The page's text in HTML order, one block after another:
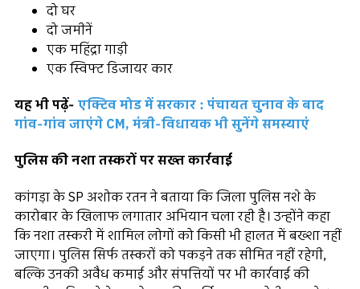
दो घर
दो जमीनें
एक महिंद्रा गाड़ी
एक स्विफ्ट डिजायर कार
यह भी पढ़ें- एक्टिव मोड में सरकार : पंचायत चुनाव के बाद
गांव-गांव जाएंगे CM, मंत्री-विधायक भी सुनेंगे समस्याएं
पुलिस की नशा तस्करों पर सख्त कार्रवाई
कांगड़ा के SP अशोक रतन ने बताया कि जिला पुलिस नशे के
कारोबार के खिलाफ लगातार अभियान चला रही है। उन्होंने कहा
कि नशा तस्करी में शामिल लोगों को किसी भी हालत में बख्शा नहीं
जाएगा। पुलिस सिर्फ तस्करों को पकड़ने तक सीमित नहीं रहेगी,
बल्कि उनकी अवैध कमाई और संपत्तियों पर भी कार्रवाई की